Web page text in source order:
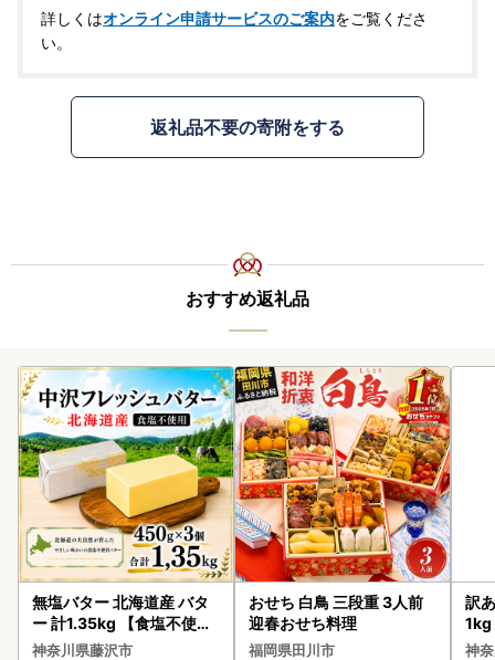
詳しくはオンライン申請サービスのご案内をご覧くださ
い。
返礼品不要の寄附をする
おすすめ返礼品
無塩バター 北海道産 バタ
ー 計1.35kg 【食塩不使用
】
神奈川県藤沢市
おせち 白鳥 三段重 3人前
迎春おせち料理
福岡県田川市
訳
1kg
神